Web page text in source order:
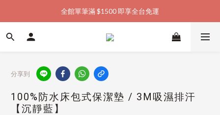
加入會員購物金  馬上領  馬上折
全館單筆滿 $1500 即享全台免運
加入會員購物金  馬上領  馬上折
分享到
100%防水床包式保潔墊 / 3M吸濕排汗
【沉靜藍】